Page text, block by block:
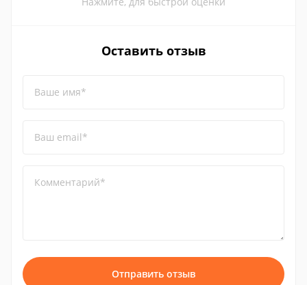
Оставить отзыв
Ваше имя*
Ваш email*
Комментарий*
Отправить отзыв